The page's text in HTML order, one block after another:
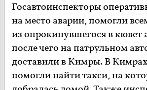
Госавтоинспекторы
на место аварии, помогли
из опрокинувшегося в кювет
после чего на патрульном
доставили в Кимры. В
помогли найти такси, на